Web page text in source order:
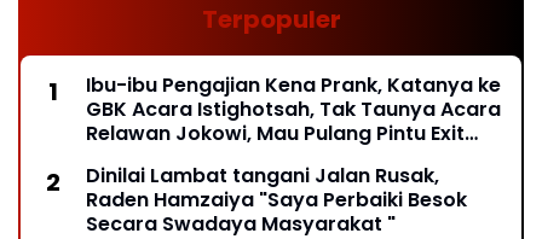
Terpopuler
Ibu-ibu Pengajian Kena Prank, Katanya ke
GBK Acara Istighotsah, Tak Taunya Acara
Relawan Jokowi, Mau Pulang Pintu Exit
Dinilai Lambat tangani Jalan Rusak,
Raden Hamzaiya "Saya Perbaiki Besok
Secara Swadaya Masyarakat "